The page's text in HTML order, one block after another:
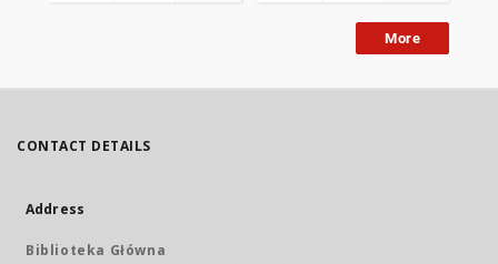
More
CONTACT DETAILS
Address
Biblioteka Główna